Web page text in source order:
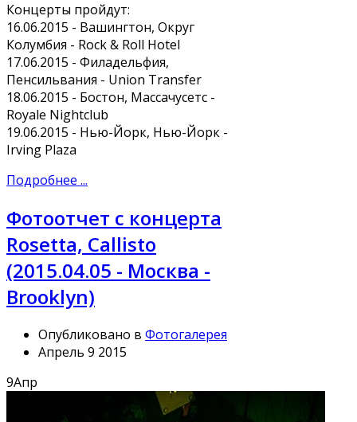
Концерты пройдут:
16.06.2015 - Вашингтон, Округ
Колумбия - Rock & Roll Hotel
17.06.2015 - Филадельфия,
Пенсильвания - Union Transfer
18.06.2015 - Бостон, Массачусетс -
Royale Nightclub
19.06.2015 - Нью-Йорк, Нью-Йорк -
Irving Plaza
Подробнее ...
Фотоотчет с концерта
Rosetta, Callisto
(2015.04.05 - Москва -
Brooklyn)
Опубликовано в Фотогалерея
Апрель 9 2015
9Апр